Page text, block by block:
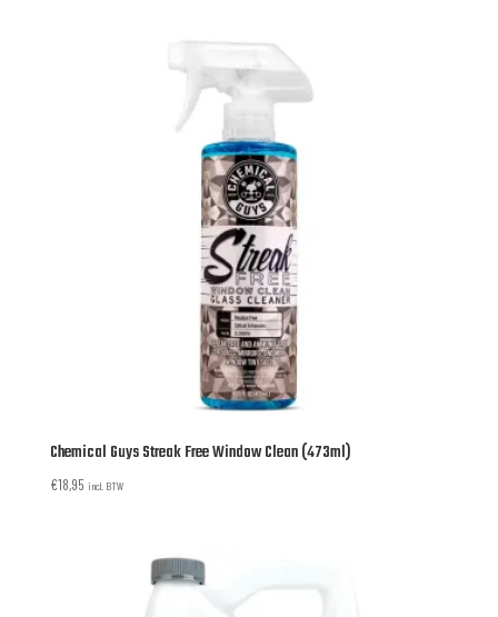
Chemical Guys Streak Free Window Clean (473ml)
€18,95 incl. BTW